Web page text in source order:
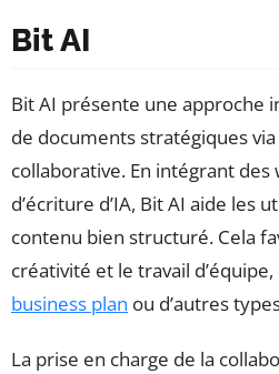
Bit AI
Bit AI présente une approche
de documents stratégiques
collaborative. En intégrant des
d’écriture d’IA, Bit AI aide les
contenu bien structuré. Cela
créativité et le travail
business plan ou d’autres
La prise en charge de la